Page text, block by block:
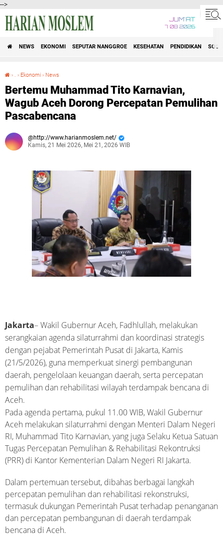
-->
JUM'AT
7 08 2026
NEWS EKONOMI SEPUTAR NANGGROE KESEHATAN PENDIDIKAN
› . › Ekonomi › News
Bertemu Muhammad Tito Karnavian,
Wagub Aceh Dorong Percepatan Pemulihan
Pascabencana
http://www.harianmoslem.net/
Kamis, 21 Mei 2026, Mei 21, 2026 WIB
Jakarta– Wakil Gubernur Aceh, Fadhlullah, melakukan
serangkaian agenda silaturrahmi dan koordinasi strategis
dengan pejabat Pemerintah Pusat di Jakarta, Kamis
(21/5/2026), guna memperkuat sinergi pembangunan
daerah, pengelolaan keuangan daerah, serta percepatan
pemulihan dan rehabilitasi wilayah terdampak bencana di
Aceh.
Pada agenda pertama, pukul 11.00 WIB, Wakil Gubernur
Aceh melakukan silaturrahmi dengan Menteri Dalam Negeri
RI, Muhammad Tito Karnavian, yang juga Selaku Ketua Satuan
Tugas Percepatan Pemulihan & Rehabilitasi Rekontruksi
(PRR) di Kantor Kementerian Dalam Negeri RI Jakarta.
Dalam pertemuan tersebut, dibahas berbagai langkah
percepatan pemulihan dan rehabilitasi rekonstruksi,
termasuk dukungan Pemerintah Pusat terhadap penanganan
dan percepatan pembangunan di daerah terdampak
bencana di Aceh.